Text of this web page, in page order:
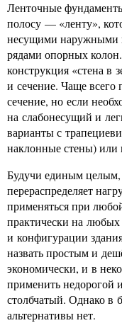
Ленточные
полосу — «ленту»,
несущими наружными
рядами опорных
конструкция «стена в
и сечение. Чаще всего
сечение, но если
на слабонесущий и
варианты с
наклонные стены) или
Будучи единым
перераспределяет
применяться при
практически на
и конфигурации
назвать простым и
экономически, и в
применить недорогой
столбчатый. Однако в
альтернативы нет.